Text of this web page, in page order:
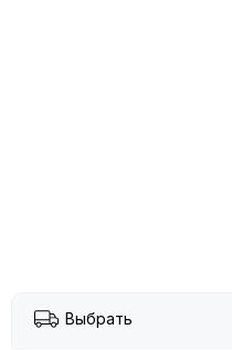
Выбрать